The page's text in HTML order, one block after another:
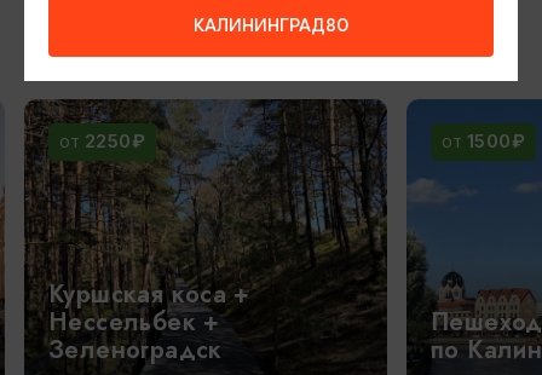
ВОЗМОЖНО ВАС ЗАИНТЕРЕСУЕТ
ОТ 2250₽
Куршская коса +
Нессельбек +
Зеленоградск
ОТ 1500₽
по
КАЛИНИНГРАД80